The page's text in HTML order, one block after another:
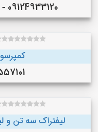
09124933120 - 02165019206 (شهریار)
لیفتراک سه تن و